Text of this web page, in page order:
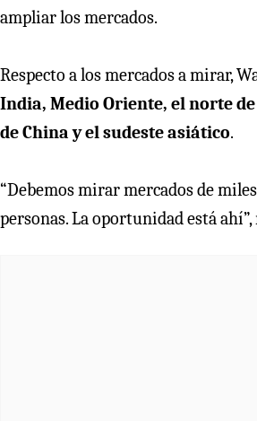
ampliar los mercados.
Respecto a los mercados a mirar,
India, Medio Oriente, el norte
de China y el sudeste asiático.
“Debemos mirar mercados de
personas. La oportunidad está ahí”,